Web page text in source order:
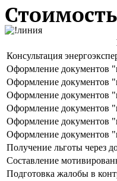
Консультация
Оформление документов
Оформление документов
Оформление документов
Оформление документов
Оформление документов
Оформление документов
Получение льготы через
Составление
Подготовка жалобы в